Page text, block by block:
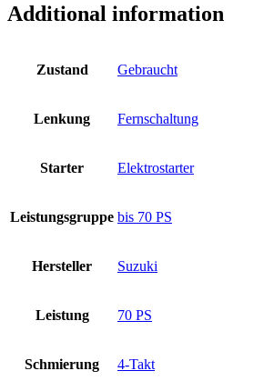
Additional information
Zustand Gebraucht
Lenkung Fernschaltung
Starter Elektrostarter
Leistungsgruppe bis 70 PS
Hersteller Suzuki
Leistung 70 PS
Schmierung 4-Takt